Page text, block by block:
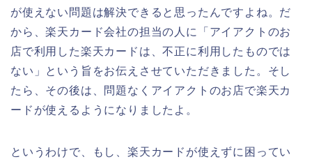
が使えない問題は解決できると思ったんですよね。だ
から、楽天カード会社の担当の人に「アイアクトのお
店で利用した楽天カードは、不正に利用したものでは
ない」という旨をお伝えさせていただきました。そし
たら、その後は、問題なくアイアクトのお店で楽天カ
ードが使えるようになりましたよ。
というわけで、もし、楽天カードが使えずに困ってい